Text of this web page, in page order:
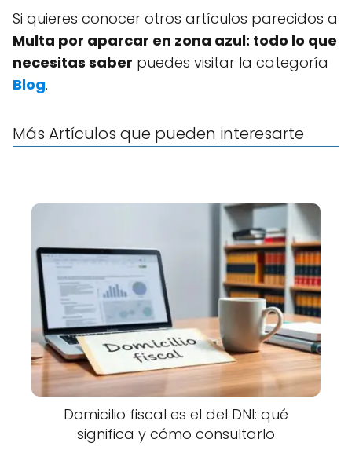
Si quieres conocer otros artículos parecidos a
Multa por aparcar en zona azul: todo lo que
necesitas saber puedes visitar la categoría
Blog.
Más Artículos que pueden interesarte
Domicilio fiscal es el del DNI: qué
significa y cómo consultarlo